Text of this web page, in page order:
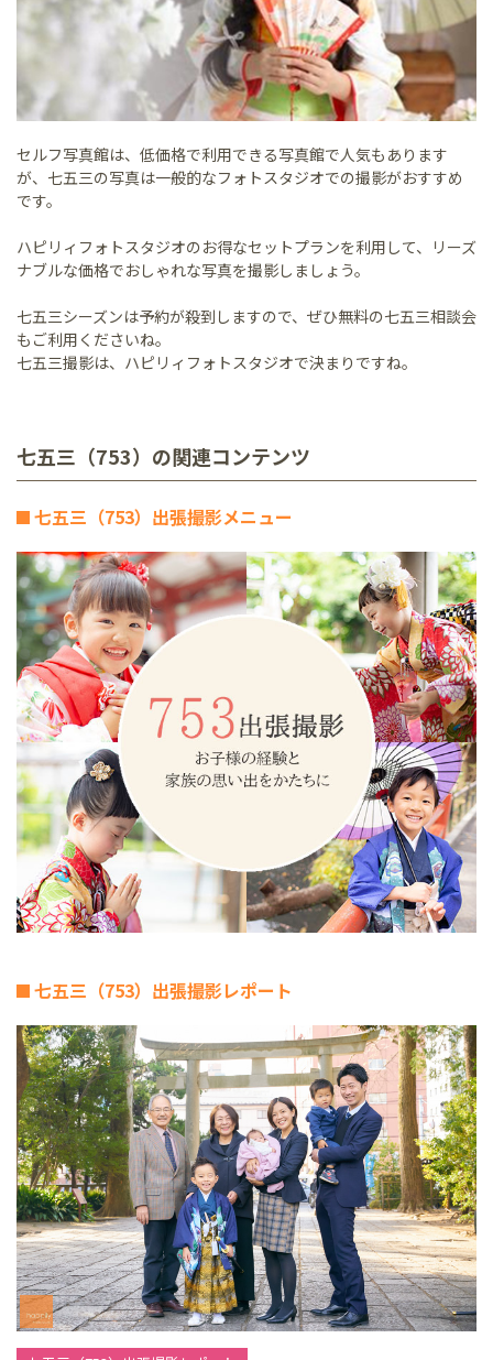
セルフ写真館は、低価格で利用できる写真館で人気もあります
が、七五三の写真は一般的なフォトスタジオでの撮影がおすすめ
です。
ハピリィフォトスタジオのお得なセットプランを利用して、リーズ
ナブルな価格でおしゃれな写真を撮影しましょう。
七五三シーズンは予約が殺到しますので、ぜひ無料の七五三相談会
もご利用くださいね。
七五三撮影は、ハピリィフォトスタジオで決まりですね。
七五三（753）の関連コンテンツ
七五三（753）出張撮影メニュー
七五三（753）出張撮影レポート